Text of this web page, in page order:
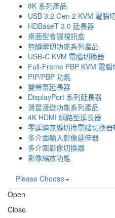
8K 系列產品
USB 3.2 Gen 2 KVM 電腦
HDBaseT 3.0 延長器
桌面型會議視訊盒
無縫瞬切功能系列產品
USB-C KVM 電腦切換器
Full-Frame PBP KVM 電腦
PIP/PBP 功能
雙螢幕延長器
DisplayPort 系列延長器
滑鼠漫遊功能系列產品
4K HDMI 網路型延長器
零延遲無縫切換電腦切換
多介面輸入影像延伸器
多介面影像切換器
影像縮放功能
Please Choose
Open
Close